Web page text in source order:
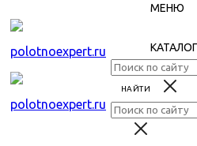
МЕНЮ
КАТАЛОГ